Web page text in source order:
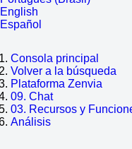
English
Español
Consola principal
Volver a la búsqueda
Plataforma Zenvia
09. Chat
03. Recursos y
Análisis